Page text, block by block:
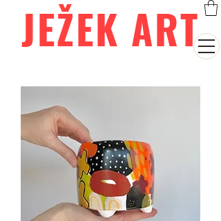
JEŽEK ART